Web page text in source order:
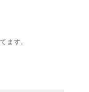
ます。